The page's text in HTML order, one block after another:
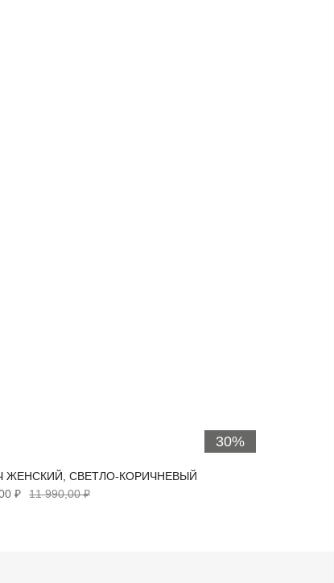
30%
ЖЕНСКИЙ, СВЕТЛО-КОРИЧНЕВЫЙ
₽
11 990,00 ₽